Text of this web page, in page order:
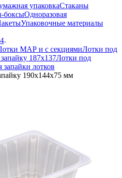
упаковкаСтаканы
боксыОдноразовая
Упаковочные материалы
МАР и с секциямиЛотки под
187х137Лотки под
запайки лотков
190х144х75 мм